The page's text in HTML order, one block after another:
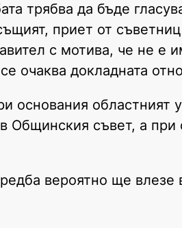
трябва да бъде
приет от
с мотива, че не
очаква докладната
основания областният
съвет, а при
вероятно ще влезе